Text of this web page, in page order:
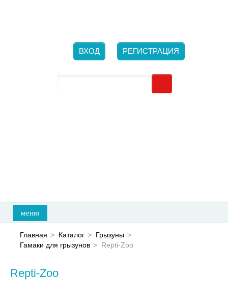
ВХОД РЕГИСТРАЦИЯ
меню
Главная
Контакты
Главная Каталог
Грызуны
Гамаки для грызунов
Repti-Zoo
Repti-Zoo